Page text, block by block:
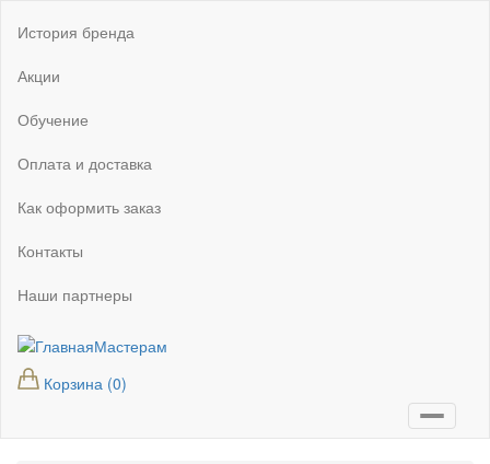
содержанию
Основная
навигация
История бренда
Акции
Обучение
Оплата и доставка
Как оформить заказ
Контакты
Наши партнеры
Мастерам
Мастерам
Корзина (0)